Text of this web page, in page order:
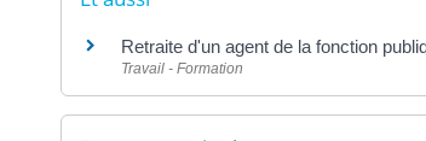
Retraite d'un agent de la fonction
Travail - Formation